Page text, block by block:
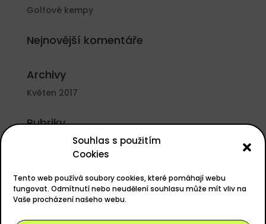
Souhlas s použitím
Cookies
Tento web používá soubory cookies, které pomáhají webu
fungovat. Odmítnutí nebo neudělení souhlasu může mít vliv na
Vaše procházení našeho webu.
Golfové kempy
Nejnovější komentáře
Archivy
Květen 2017
Rubriky
Nezařazené
Základní informace
Přihlásit se
Zdroj kanálů (příspěvky)